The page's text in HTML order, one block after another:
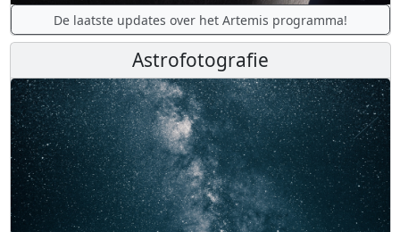
De laatste updates over het Artemis programma!
Astrofotografie